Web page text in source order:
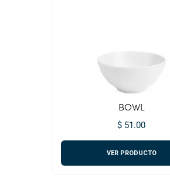
BOWL
$ 51.00
VER PRODUCTO